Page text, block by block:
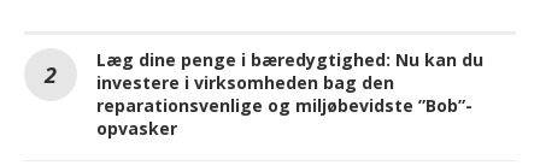
Læg dine penge i bæredygtighed: Nu kan du
investere i virksomheden bag den
reparationsvenlige og miljøbevidste ”Bob”-
opvasker